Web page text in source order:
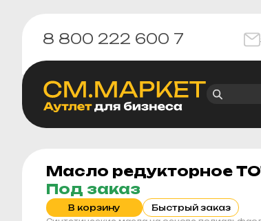
8 800 222 600 7
Масло редукторное
Под заказ
В корзину Быстрый заказ